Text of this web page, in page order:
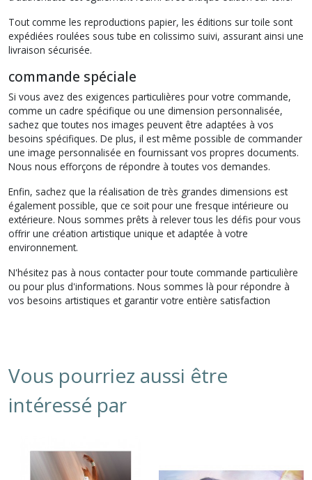
Tout comme les reproductions papier, les éditions sur toile sont
expédiées roulées sous tube en colissimo suivi, assurant ainsi une
livraison sécurisée.
commande spéciale
Si vous avez des exigences particulières pour votre commande,
comme un cadre spécifique ou une dimension personnalisée,
sachez que toutes nos images peuvent être adaptées à vos
besoins spécifiques. De plus, il est même possible de commander
une image personnalisée en fournissant vos propres documents.
Nous nous efforçons de répondre à toutes vos demandes.
Enfin, sachez que la réalisation de très grandes dimensions est
également possible, que ce soit pour une fresque intérieure ou
extérieure. Nous sommes prêts à relever tous les défis pour vous
offrir une création artistique unique et adaptée à votre
environnement.
N'hésitez pas à nous contacter pour toute commande particulière
ou pour plus d'informations. Nous sommes là pour répondre à
vos besoins artistiques et garantir votre entière satisfaction
Vous pourriez aussi être
intéressé par